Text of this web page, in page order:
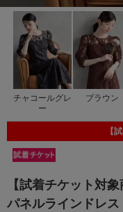
チャコールグレ
ー
ブラウン
【試着チケット対
パネルラインドレス
【